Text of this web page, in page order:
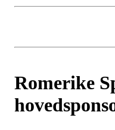
Romerike